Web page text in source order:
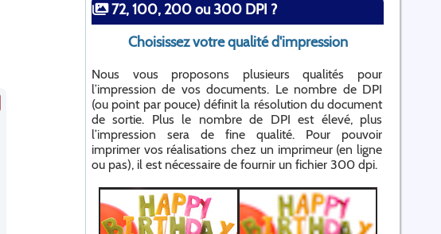
72, 100, 200 ou 300 DPI ?
Choisissez votre qualité d'impression
Nous vous proposons plusieurs qualités pour
l’impression de vos documents. Le nombre de DPI
(ou point par pouce) définit la résolution du document
de sortie. Plus le nombre de DPI est élevé, plus
l’impression sera de fine qualité. Pour pouvoir
imprimer vos réalisations chez un imprimeur (en ligne
ou pas), il est nécessaire de fournir un fichier 300 dpi.